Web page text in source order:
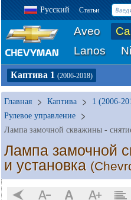
Русский Статьи
Aveo
Lanos
Каптива 1 (2006-2018)
Главная Каптива 1 (2006-
Рулевое управление
Лампа замочной скважины -
Лампа замочной
и установка